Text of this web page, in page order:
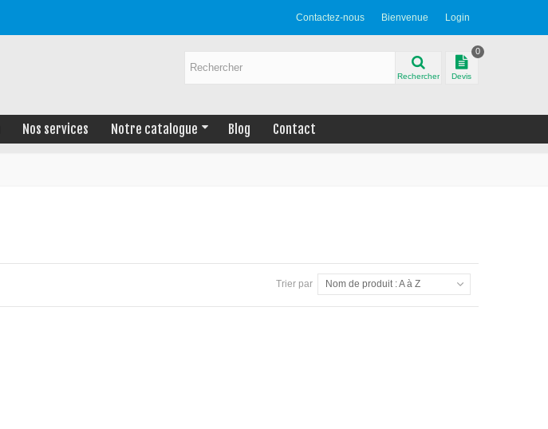
Bienvenue Login
Contactez-nous
Rechercher Devis
0
Nos services Notre catalogue Blog Contact
Trier par Nom de produit : A à Z